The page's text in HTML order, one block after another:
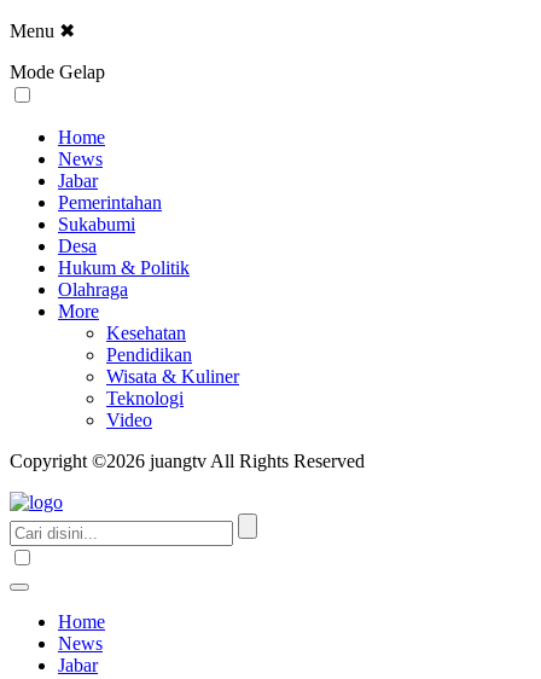
Menu ✖
Mode Gelap
Home
News
Jabar
Pemerintahan
Sukabumi
Desa
Hukum & Politik
Olahraga
More
Kesehatan
Pendidikan
Wisata & Kuliner
Teknologi
Video
Copyright ©2026 juangtv All Rights Reserved
Home
News
Jabar